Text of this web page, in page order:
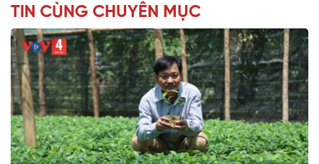
TIN CÙNG CHUYÊN MỤC